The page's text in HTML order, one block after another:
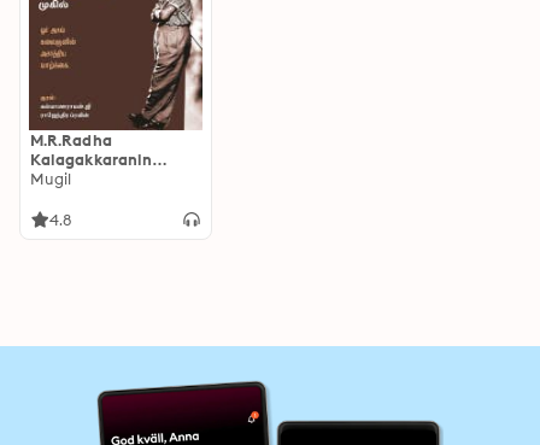
M.R.Radha
Kalagakkaranin
kadhai
Mugil
4.8